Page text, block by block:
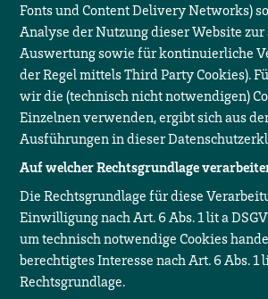
Fonts und Content Delivery Networks)
Analyse der Nutzung dieser Website
Auswertung sowie für kontinuierliche
der Regel mittels Third Party Cookies).
wir die (technisch nicht notwendigen)
Einzelnen verwenden, ergibt sich aus
Ausführungen in dieser
Auf welcher Rechtsgrundlage
Die Rechtsgrundlage für diese
Einwilligung nach Art. 6 Abs. 1 lit a
um technisch notwendige Cookies
berechtigtes Interesse nach Art. 6 Abs. 1
Rechtsgrundlage.